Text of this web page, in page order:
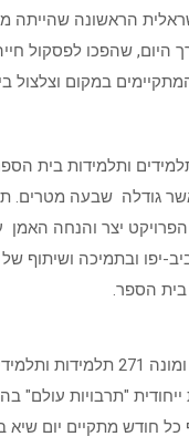
היום, שהפכו לפסקול
במקום
כמחווה לחזה ובעבודה שיתופית של כ-300
גודלה שבעה מטרים.
יצר והנחה האמן
יפו ובתמיכה ושיתוף
בית הספר.
ייחודית "תרבויות
כל חודש מתקיים יום